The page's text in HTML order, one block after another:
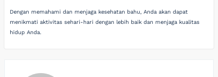
Dengan memahami dan menjaga kesehatan bahu, Anda akan dapat
menikmati aktivitas sehari-hari dengan lebih baik dan menjaga kualitas
hidup Anda.